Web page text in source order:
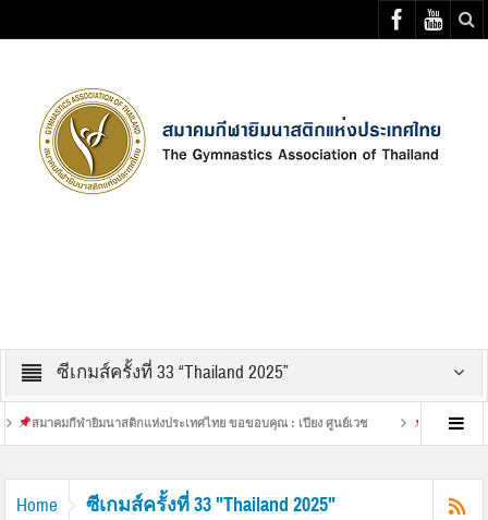
ซีเกมส์ครั้งที่ 33 “Thailand 2025”
คมกีฬายิมนาสติกแห่งประเทศไทย ขอขอบคุณ : เปียง ศูนย์เวช เสร็จสิ้นการฝึกซ้อ
Home ซีเกมส์ครั้งที่ 33 "Thailand 2025"